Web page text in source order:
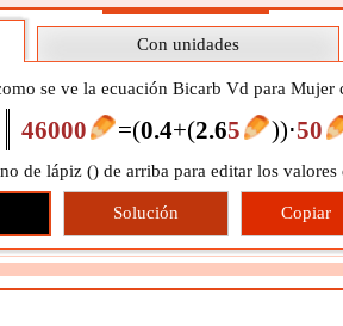
Con unidades
se ve la ecuación Bicarb Vd para Mujer
46000 =(0.4+(2.65 ))⋅50
de lápiz () de arriba para editar los valores
Solución Copiar